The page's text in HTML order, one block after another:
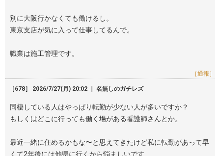
別に大阪行かなくても働けるし。
東京支店が気に入って仕事してるんで。
職業は施工管理です。
［通報］
［678］ 2026/7/27(月) 20:02 ｜ 名無しのガチレズ
同棲している人はやっぱり転勤が少ない人が多いですか？
もしくはどこに行っても働く場がある看護師さんとか。
最近一緒に住めるかもな〜と思えてきたけど私に転勤があって早
くて2年後には他県に行くから悩ましいです